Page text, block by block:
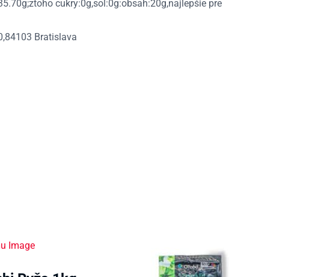
cukry:0g,sol:0g:obsah:20g,najlepšie pre
Bratislava